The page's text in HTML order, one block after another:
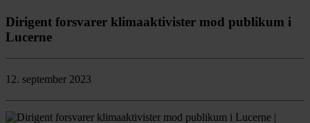
Dirigent forsvarer klimaaktivister mod publikum i
Lucerne
12. september 2023